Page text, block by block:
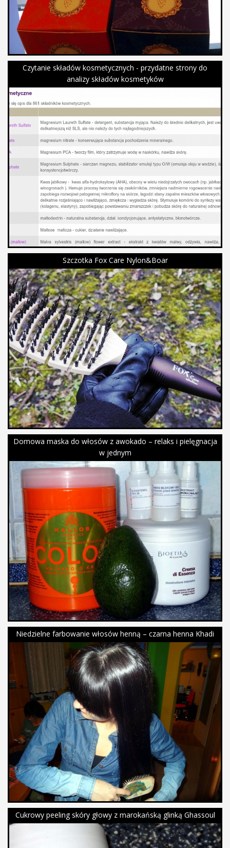
Czytanie składów kosmetycznych - przydatne strony do
analizy składów kosmetyków
Szczotka Fox Care Nylon&Boar
Domowa maska do włosów z awokado – relaks i pielęgnacja
w jednym
Niedzielne farbowanie włosów henną – czarna henna Khadi
Cukrowy peeling skóry głowy z marokańską glinką Ghassoul